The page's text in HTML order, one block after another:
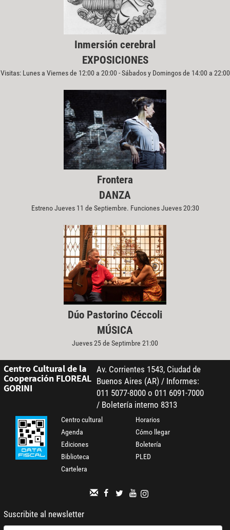
Inmersión cerebral
EXPOSICIONES
Visitas: Lunes a Viernes de 12:00 a 20:00 - Sábados y Domingos de 14:00 a 22:00
Frontera
DANZA
Estreno Jueves 11 de Septiembre. Funciones Jueves 20:30
Dúo Pastorino Céccoli
MÚSICA
Jueves 25 de Septimbre 21:00
Centro Cultural de la
Cooperación FLOREAL
GORINI
Av. Corrientes 1543, Ciudad de
Buenos Aires (AR) / Informes:
011 5077-8000 o 011 6091-7000
/ Boletería interno 8313
Centro cultural
Agenda
Ediciones
Biblioteca
Cartelera
Horarios
Cómo llegar
Boletería
PLED
Suscribite al newsletter